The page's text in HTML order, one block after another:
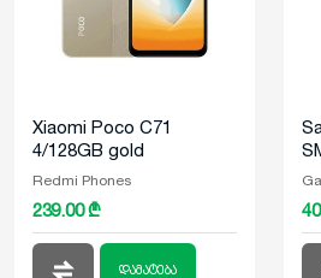
Xiaomi Poco C71
4/128GB gold
Redmi Phones
239.00 ₾
დამატება